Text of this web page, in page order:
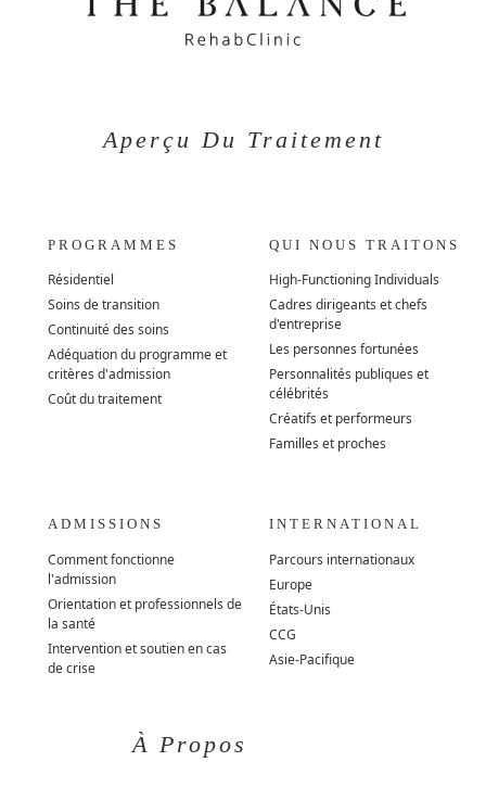
Aperçu Du Traitement
PROGRAMMES
Résidentiel
Soins de transition
Continuité des soins
Adéquation du programme et
critères d'admission
Coût du traitement
QUI NOUS TRAITONS
High-Functioning Individuals
Cadres dirigeants et chefs
d'entreprise
Les personnes fortunées
Personnalités publiques et
célébrités
Créatifs et performeurs
Familles et proches
ADMISSIONS
Comment fonctionne
l'admission
Orientation et professionnels de
la santé
Intervention et soutien en cas
de crise
INTERNATIONAL
Parcours internationaux
Europe
États-Unis
CCG
Asie-Pacifique
À Propos